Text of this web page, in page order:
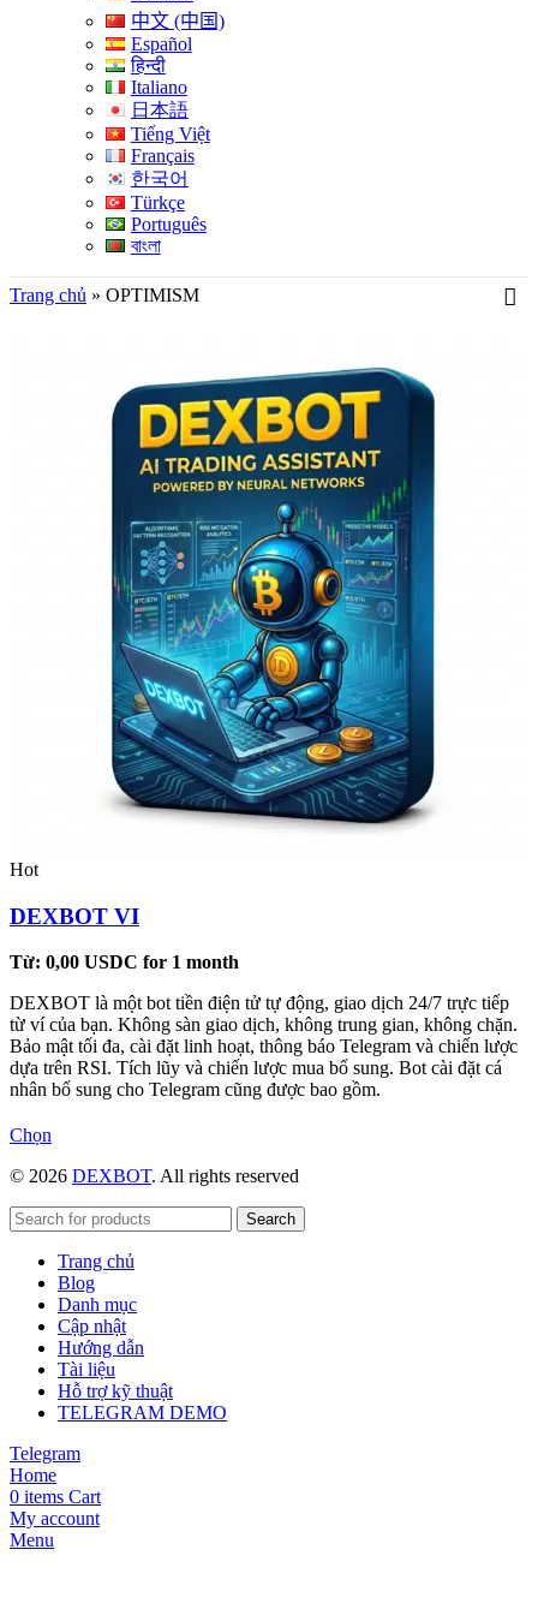
中文 (中国)
Español
हिन्दी
Italiano
日本語
Tiếng Việt
Français
한국어
Türkçe
Português
বাংলা
Trang chủ » OPTIMISM
Hot
DEXBOT VI
Từ: 0,00 USDC for 1 month
DEXBOT là một bot tiền điện tử tự động, giao dịch 24/7 trực tiếp
từ ví của bạn. Không sàn giao dịch, không trung gian, không chặn.
Bảo mật tối đa, cài đặt linh hoạt, thông báo Telegram và chiến lược
dựa trên RSI. Tích lũy và chiến lược mua bổ sung. Bot cài đặt cá
nhân bổ sung cho Telegram cũng được bao gồm.
Chọn
này
nhiều
thể.
Các
tùy
chọn
có
thể
được
chọn
trang
sản
phẩm
© 2026 DEXBOT. All rights reserved
Search
Trang chủ
Blog
Danh mục
Cập nhật
Hướng dẫn
Tài liệu
Hỗ trợ kỹ thuật
TELEGRAM DEMO
Telegram
Home
0 items Cart
My account
Menu